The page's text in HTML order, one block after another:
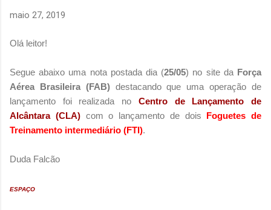
maio 27, 2019
Olá leitor!
Segue abaixo uma nota postada dia (25/05) no site da Força
Aérea Brasileira (FAB)destacando que uma operação de
lançamento foi realizada no Centro de Lançamento de
Alcântara (CLA)com o lançamento de dois Foguetes de
Treinamento intermediário (FTI).
Duda Falcão
ESPAÇO